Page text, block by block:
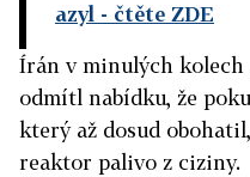
azyl - čtěte ZDE
Írán v minulých
odmítl nabídku, že
který až dosud
reaktor palivo z ciziny.